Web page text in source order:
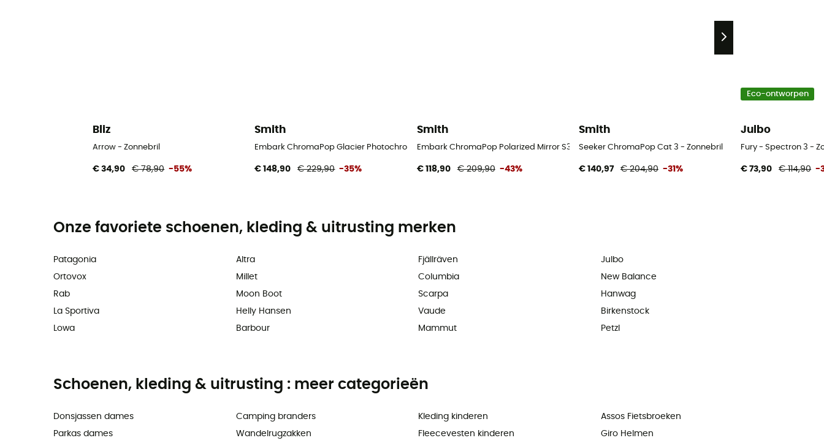
Bliz
Arrow - Zonnebril
€ 34,90 € 78,90 -55%
Smith
Embark ChromaPop Glacier Photochromic - Gletsjerbril
€ 148,90 € 229,90 -35%
Smith
Embark ChromaPop Polarized Mirror S3 - Gletsjerbril
€ 118,90 € 209,90 -43%
Smith
Seeker ChromaPop Cat 3 - Zonnebril
€ 140,97 € 204,90 -31%
Eco-ontworpen
Julbo
Fury - Spectron 3 -
€ 73,90 € 114,90 -
Onze favoriete schoenen, kleding & uitrusting merken
Patagonia
Ortovox
Rab
La Sportiva
Lowa
Altra
Millet
Moon Boot
Helly Hansen
Barbour
Fjällräven
Columbia
Scarpa
Vaude
Mammut
Julbo
New Balance
Hanwag
Birkenstock
Petzl
Schoenen, kleding & uitrusting : meer categorieën
Donsjassen dames
Parkas dames
Camping branders
Wandelrugzakken
Kleding kinderen
Fleecevesten kinderen
Assos Fietsbroeken
Giro Helmen